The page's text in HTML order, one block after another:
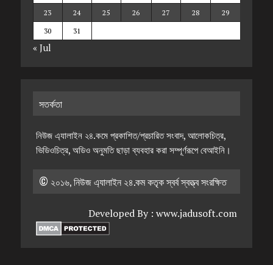
23
24 25 26 27 28
29
30
31
« Jul
সতর্কতা
নিউজ এ্যালাইন ২৪.কমে প্রকাশিত/প্রচারিত সংবাদ, আলোকচিত্র,
ভিডিওচিত্র, অডিও অনুমতি ছাড়া ব্যবহার করা সম্পূর্ণরূপে বেআইনি।
© ২০১৬, নিউজ এ্যালাইন ২৪.কম কতৃক স্বর্ব স্বত্ত্ব সংরক্ষিত
Developed By :www.jadusoft.com